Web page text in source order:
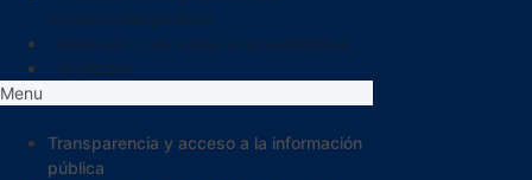
Menu
Transparencia y acceso a la información
pública